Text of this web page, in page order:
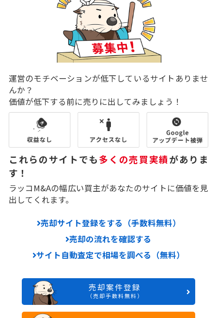
運営のモチベーションが低下しているサイトありませ
んか？
価値が低下する前に売りに出してみましょう！
これらのサイトでも多くの売買実績がありま
す！
ラッコM&Aの幅広い買主があなたのサイトに価値を見
出してくれます。
売却サイト登録をする（手数料無料）
売却の流れを確認する
サイト自動査定で相場を調べる（無料）
売却案件登録
（売却手数料無料）